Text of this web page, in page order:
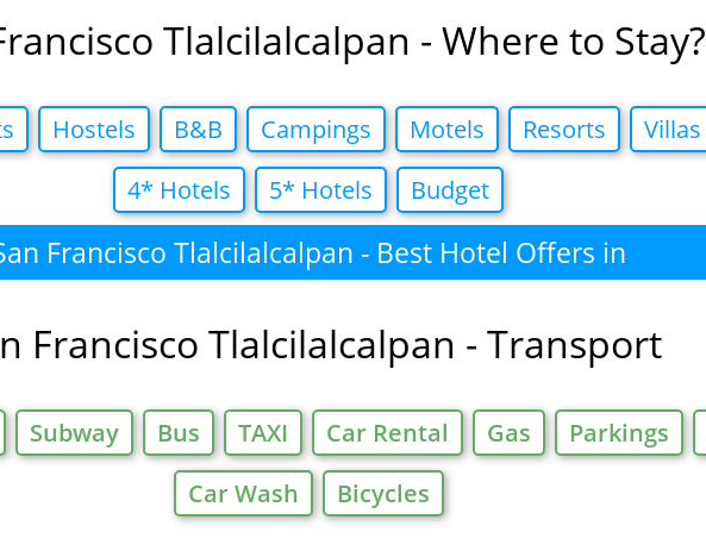
Tlalcilalcalpan - Where to Stay?
Hostels B&B Campings Motels Resorts Villas
4* Hotels
5* Hotels Budget
Francisco Tlalcilalcalpan - Best Hotel Offers in
Francisco Tlalcilalcalpan - Transport
Subway Bus TAXI Car Rental Gas Parkings
Car Wash
Bicycles